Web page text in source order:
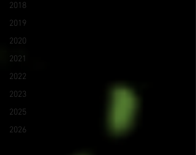
2018
2019
2020
2021
2022
2023
2025
2026